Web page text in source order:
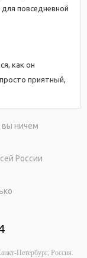
повседневной
как он
приятный,
вы ничем
России
Петербург, Россия.